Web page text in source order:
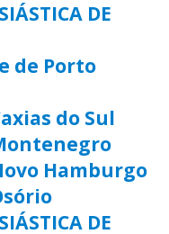
DE
de Porto
do Sul
Hamburgo
DE